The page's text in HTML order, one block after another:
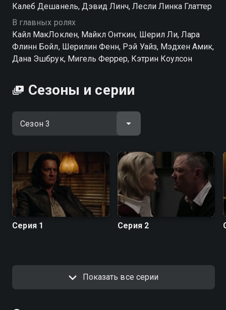
Калеб Дешанель, Дэвид Линч, Лесли Линка Глаттер
В главных ролях
Кайл МакЛоклен, Майкл Онткин, Шерил Ли, Лара
Флинн Бойл, Шерилин Фенн, Рэй Уайз, Мэдхен Амик,
Дана Эшбрук, Мигель Феррер, Кэтрин Коулсон
Сезоны и серии
Серия 1 Серия 2
Показать все серии